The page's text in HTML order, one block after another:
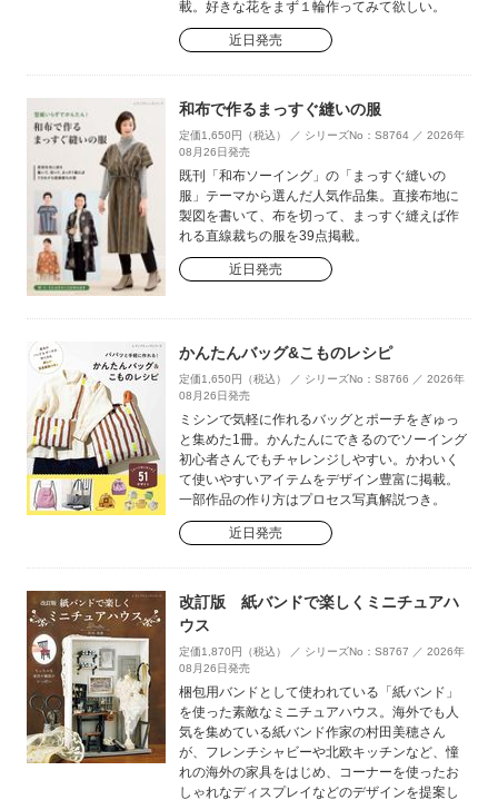
載。好きな花をまず１輪作ってみて欲しい。
近日発売
和布で作るまっすぐ縫いの服
定価1,650円（税込） ／ シリーズNo：S8764 ／ 2026年
08月26日発売
既刊「和布ソーイング」の「まっすぐ縫いの
服」テーマから選んだ人気作品集。直接布地に
製図を書いて、布を切って、まっすぐ縫えば作
れる直線裁ちの服を39点掲載。
近日発売
かんたんバッグ&こものレシピ
定価1,650円（税込） ／ シリーズNo：S8766 ／ 2026年
08月26日発売
ミシンで気軽に作れるバッグとポーチをぎゅっ
と集めた1冊。かんたんにできるのでソーイング
初心者さんでもチャレンジしやすい。かわいく
て使いやすいアイテムをデザイン豊富に掲載。
一部作品の作り方はプロセス写真解説つき。
近日発売
改訂版 紙バンドで楽しくミニチュアハ
ウス
定価1,870円（税込） ／ シリーズNo：S8767 ／ 2026年
08月26日発売
梱包用バンドとして使われている「紙バンド」
を使った素敵なミニチュアハウス。海外でも人
気を集めている紙バンド作家の村田美穂さん
が、フレンチシャビーや北欧キッチンなど、憧
れの海外の家具をはじめ、コーナーを使ったお
しゃれなディスプレイなどのデザインを提案し